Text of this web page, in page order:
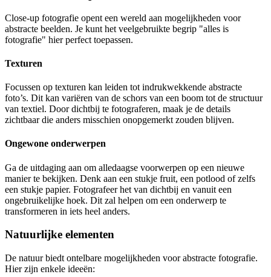
Close-up fotografie opent een wereld aan mogelijkheden voor
abstracte beelden. Je kunt het veelgebruikte begrip "alles is
fotografie" hier perfect toepassen.
Texturen
Focussen op texturen kan leiden tot indrukwekkende abstracte
foto’s. Dit kan variëren van de schors van een boom tot de structuur
van textiel. Door dichtbij te fotograferen, maak je de details
zichtbaar die anders misschien onopgemerkt zouden blijven.
Ongewone onderwerpen
Ga de uitdaging aan om alledaagse voorwerpen op een nieuwe
manier te bekijken. Denk aan een stukje fruit, een potlood of zelfs
een stukje papier. Fotografeer het van dichtbij en vanuit een
ongebruikelijke hoek. Dit zal helpen om een onderwerp te
transformeren in iets heel anders.
Natuurlijke elementen
De natuur biedt ontelbare mogelijkheden voor abstracte fotografie.
Hier zijn enkele ideeën: